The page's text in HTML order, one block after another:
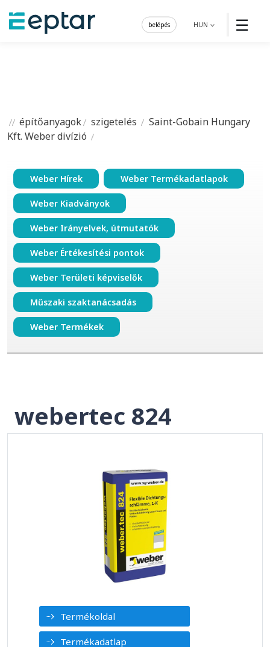
☰
HUN
belépés
építőanyagok szigetelés
Saint-Gobain Hungary
Kft. Weber divízió
Weber Hírek Weber Termékadatlapok
Weber Kiadványok
Weber Irányelvek, útmutatók
Weber Értékesítési pontok
Weber Területi képviselők
Műszaki szaktanácsadás
Weber Termékek
webertec 824
Termékoldal
Termékadatlap